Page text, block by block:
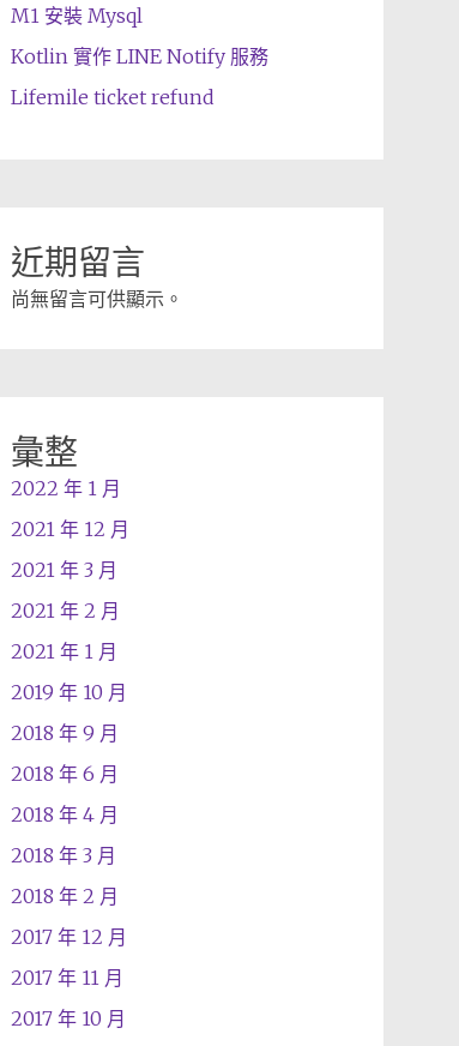
M1 安裝 Mysql
Kotlin 實作 LINE Notify 服務
Lifemile ticket refund
近期留言
尚無留言可供顯示。
彙整
2022 年 1 月
2021 年 12 月
2021 年 3 月
2021 年 2 月
2021 年 1 月
2019 年 10 月
2018 年 9 月
2018 年 6 月
2018 年 4 月
2018 年 3 月
2018 年 2 月
2017 年 12 月
2017 年 11 月
2017 年 10 月